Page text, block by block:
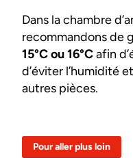
Dans la chambre
recommandons de
15°C ou 16°Cafin
d’éviter l’humidité
autres pièces.
Pour aller plus loin